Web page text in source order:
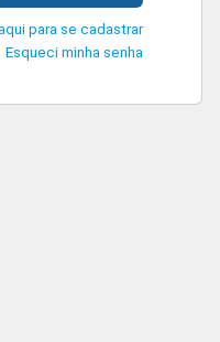
para se cadastrar
Esqueci minha senha